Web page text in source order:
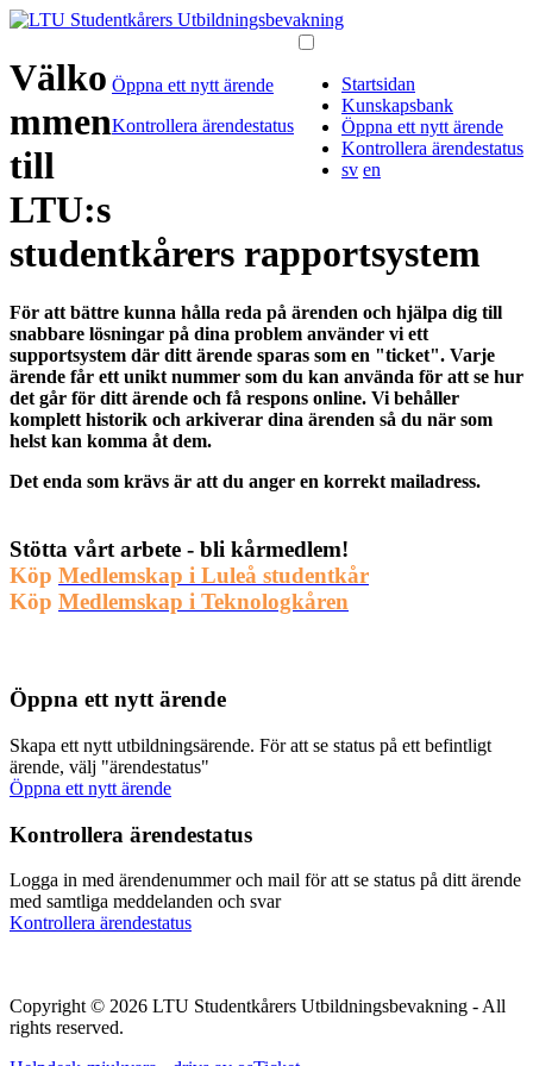
Startsidan
Kunskapsbank
Öppna ett nytt ärende
Kontrollera ärendestatus
sv en
Öppna ett nytt ärende
Kontrollera ärendestatus
Välko
mmen
till
LTU:s
studentkårers rapportsystem
För att bättre kunna hålla reda på ärenden och hjälpa dig till
snabbare lösningar på dina problem använder vi ett
supportsystem där ditt ärende sparas som en "ticket". Varje
ärende får ett unikt nummer som du kan använda för att se hur
det går för ditt ärende och få respons online. Vi behåller
komplett historik och arkiverar dina ärenden så du när som
helst kan komma åt dem.
Det enda som krävs är att du anger en korrekt mailadress.
Stötta vårt arbete - bli kårmedlem!
Köp Medlemskap i Luleå studentkår
Köp Medlemskap i Teknologkåren
Öppna ett nytt ärende
Skapa ett nytt utbildningsärende. För att se status på ett befintligt
ärende, välj "ärendestatus"
Öppna ett nytt ärende
Kontrollera ärendestatus
Logga in med ärendenummer och mail för att se status på ditt ärende
med samtliga meddelanden och svar
Kontrollera ärendestatus
Copyright © 2026 LTU Studentkårers Utbildningsbevakning - All
rights reserved.